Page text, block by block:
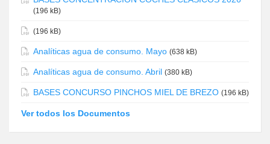
(196 kB)
(196 kB)
Analíticas agua de consumo. Mayo (638 kB)
Analíticas agua de consumo. Abril (380 kB)
BASES CONCURSO PINCHOS MIEL DE BREZO (196 kB)
Ver todos los Documentos